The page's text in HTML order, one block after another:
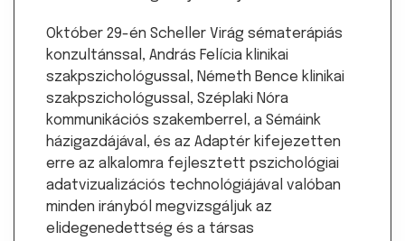
Október 29-én Scheller Virág sématerápiás
konzultánssal, András Felícia klinikai
szakpszichológussal, Németh Bence klinikai
szakpszichológussal, Széplaki Nóra
kommunikációs szakemberrel, a Sémáink
házigazdájával, és az Adaptér kifejezetten
erre az alkalomra fejlesztett pszichológiai
adatvizualizációs technológiájával valóban
minden irányból megvizsgáljuk az
elidegenedettség és a társas